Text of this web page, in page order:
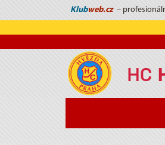
Klubweb.cz –